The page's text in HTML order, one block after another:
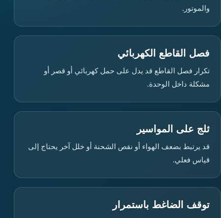
والموتور.
فصل القاطع الكهربائي
تكرار فصل القاطع قد يدل على حمل كهربائي أو قصر أو
مشكلة داخل الوحدة.
ثلج على المواسير
قد يرتبط بضعف الهواء أو نقص الشحنة أو خلل آخر يحتاج إلى
قياس فعلي.
توقف الضاغط باستمرار